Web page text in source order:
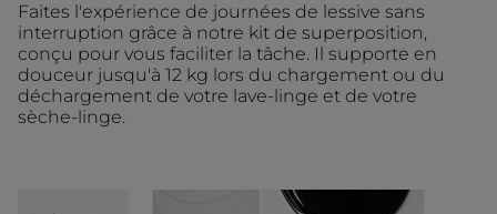
Faites l'expérience de journées de lessive sans
interruption grâce à notre kit de superposition,
conçu pour vous faciliter la tâche. Il supporte en
douceur jusqu'à 12 kg lors du chargement ou du
déchargement de votre lave-linge et de votre
sèche-linge.